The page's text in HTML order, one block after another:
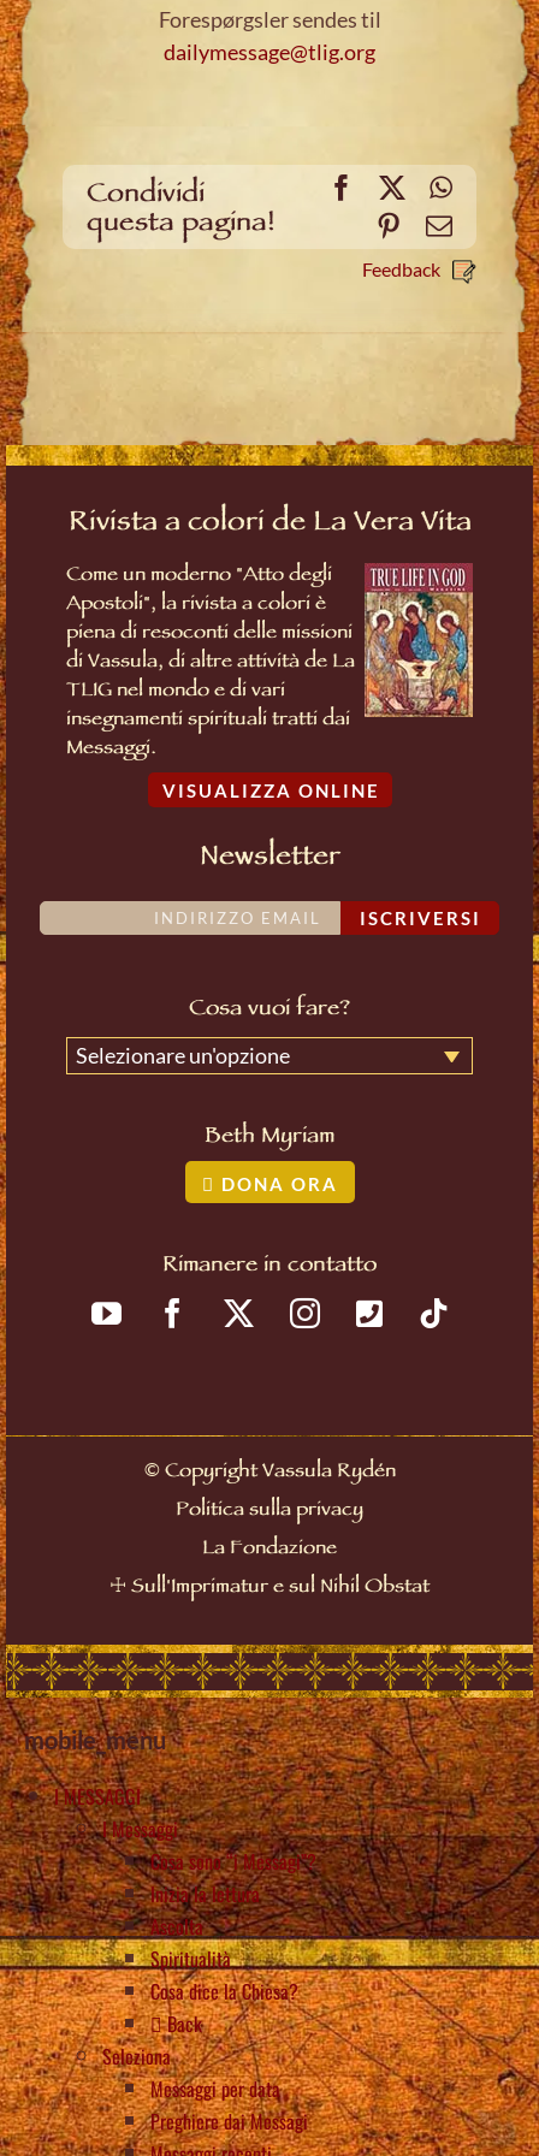
Forespørgsler sendes til
dailymessage@tlig.org
Condividi
questa pagina!
Facebook
X
PinterestEmail
Feedback
Rivista a colori de La Vera Vita
Come un moderno "Atto degli
Apostoli", la rivista a colori è
piena di resoconti delle missioni
di Vassula, di altre attività de La
TLIG nel mondo e di vari
insegnamenti spirituali tratti dai
Messaggi.
VISUALIZZA ONLINE
Newsletter
ISCRIVERSI
Cosa vuoi fare?
Selezionare un'opzione
Beth Myriam
DONA ORA
Rimanere in contatto
©Copyright Vassula Rydén
Politica sulla privacy
La Fondazione
☩ Sull'Imprimatur e sul Nihil Obstat
mobile_menu
I MESSAGGI
I Messaggi
Cosa sono “i Messagi”?
Inizia la lettura
Ascolta
Spiritualità
Cosa dice la Chiesa?
Back
Seleziona
Messaggi per data
Preghiere dai Messagi